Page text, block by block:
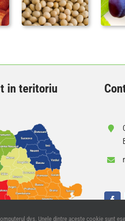
in teritoriu
dvs. Unele dintre aceste cookie sunt